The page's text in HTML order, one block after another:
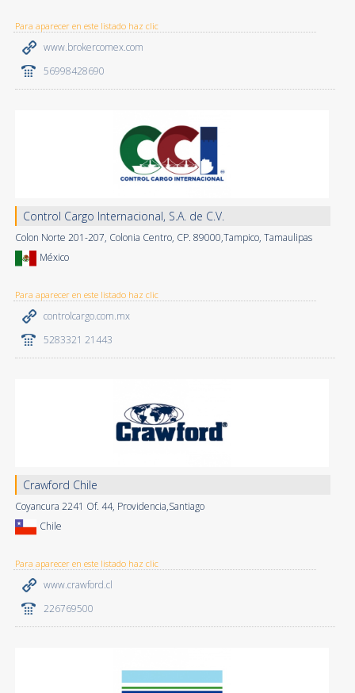
Para aparecer en este listado haz clic
www.brokercomex.com
56998428690
Control Cargo Internacional, S.A. de C.V.
Colon Norte 201-207, Colonia Centro, CP. 89000,Tampico, Tamaulipas
México
Para aparecer en este listado haz clic
controlcargo.com.mx
5283321 21443
Crawford Chile
Coyancura 2241 Of. 44, Providencia,Santiago
Chile
Para aparecer en este listado haz clic
www.crawford.cl
226769500